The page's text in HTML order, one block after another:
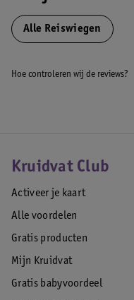
Alle Reiswiegen
Hoe controleren wij de reviews?
Kruidvat Club
Activeer je kaart
Alle voordelen
Gratis producten
Mijn Kruidvat
Gratis babyvoordeel